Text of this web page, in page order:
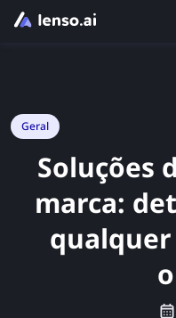
Geral
Soluções
marca: